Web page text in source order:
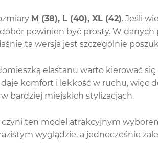
M (38), L (40), XL (42). Jeśli
powinien być prosty. W
ta wersja jest szczególnie
elastanu warto kierować
daje komfort i lekkość w ruchu, więc
bardziej miejskich stylizacjach.
czyni ten model atrakcyjnym
wyglądzie, a jednocześnie